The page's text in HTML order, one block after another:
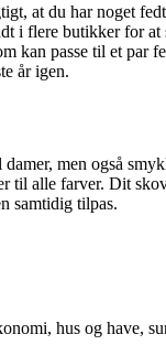
at du har noget
flere butikker for
passe til et par
år igen.
men også
til alle farver. Dit
samtidig tilpas.
hus og have,